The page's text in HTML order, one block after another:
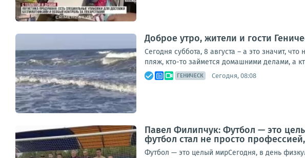
Доброе утро, жители и гости
Сегодня суббота, 8 августа – а это значит,
пляж, кто-то займется домашними делами, а
ГЕНИЧЕСК Сегодня, 08:08
Павел Филипчук: Футбол — это
футбол стал не просто
Футбол — это целый мирСегодня, в день